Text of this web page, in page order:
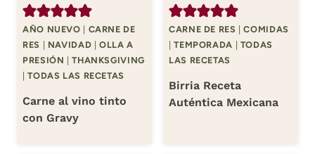
AÑO NUEVO
CARNE DE
RES
NAVIDAD |OLLA A
PRESIÓN |THANKSGIVING
|TODAS LAS RECETAS
Carne al vino tinto
con Gravy
CARNE DE RES |COMIDAS
|TEMPORADA
TODAS
LAS RECETAS
Birria Receta
Auténtica Mexicana